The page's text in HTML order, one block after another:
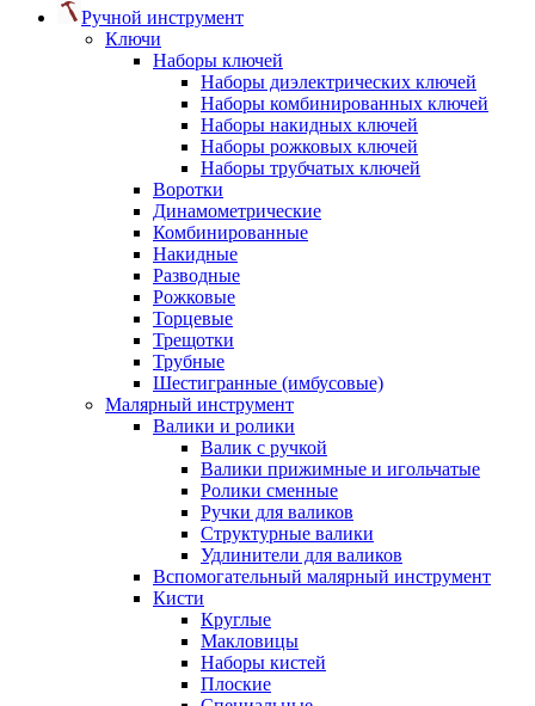
Ручной инструмент
Ключи
Наборы ключей
Наборы диэлектрических ключей
Наборы комбинированных ключей
Наборы накидных ключей
Наборы рожковых ключей
Наборы трубчатых ключей
Воротки
Динамометрические
Комбинированные
Накидные
Разводные
Рожковые
Торцевые
Трещотки
Трубные
Шестигранные (имбусовые)
Малярный инструмент
Валики и ролики
Валик с ручкой
Валики прижимные и игольчатые
Ролики сменные
Ручки для валиков
Структурные валики
Удлинители для валиков
Вспомогательный малярный инструмент
Кисти
Круглые
Макловицы
Наборы кистей
Плоские